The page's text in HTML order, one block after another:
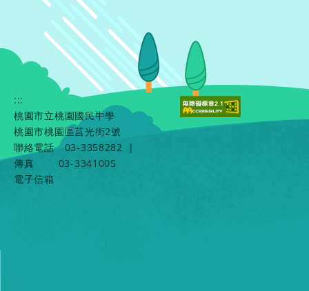
:::
桃園市立桃園國民中學
桃園市桃園區莒光街2號
聯絡電話
03-3358282
|
傳真
03-3341005
電子信箱